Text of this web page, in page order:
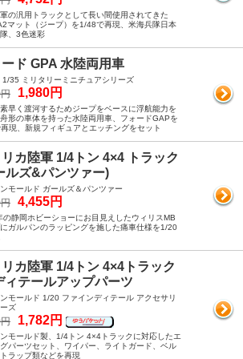
の汎用トラックとして長い間使用されてきた
マット（ジープ）を1/48で再現、米海兵隊日本
、3色迷彩
ド GPA 水陸両用車
1/35 ミリタリーミニチュアシリーズ
1,980円
早く渡河するためジープをベースに浮航能力を
形の車体を持った水陸両用車、フォードGAPを
現、新規フィギュアとエッチングをセット
カ陸軍 1/4トン 4×4 トラック
ルズ&パンツァー)
モールド ガールズ＆パンツァー
4,455円
の静岡ホビーショーにお目見えしたウィリスMB
ガルパンのラッピングを施した痛車仕様を1/20
カ陸軍 1/4トン 4×4トラック
ィテールアップパーツ
モールド 1/20 ファインディテール アクセサリ
ズ
1,782円
モールド製、1/4トン 4×4トラックに対応したエ
パーツセット、ワイパー、ライトガード、ベル
トラップ類などを再現